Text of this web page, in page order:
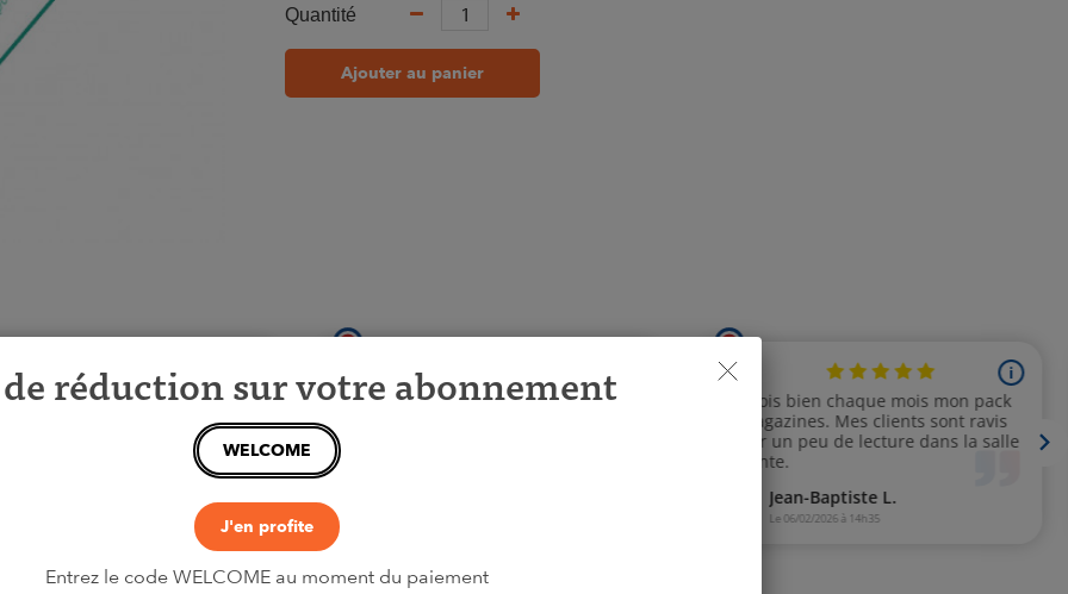
Quantité
Ajouter au panier
réduction sur votre abonnement
WELCOME
J'en profite
Entrez le code WELCOME au moment du paiement